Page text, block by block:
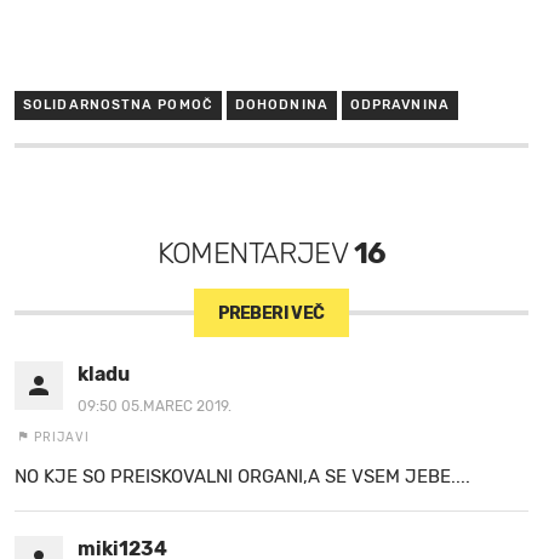
SOLIDARNOSTNA POMOČ DOHODNINA ODPRAVNINA
KOMENTARJEV16
PREBERI VEČ
kladu
09:50 05.MAREC 2019.
PRIJAVI
NO KJE SO PREISKOVALNI ORGANI,A SE VSEM JEBE....
miki1234